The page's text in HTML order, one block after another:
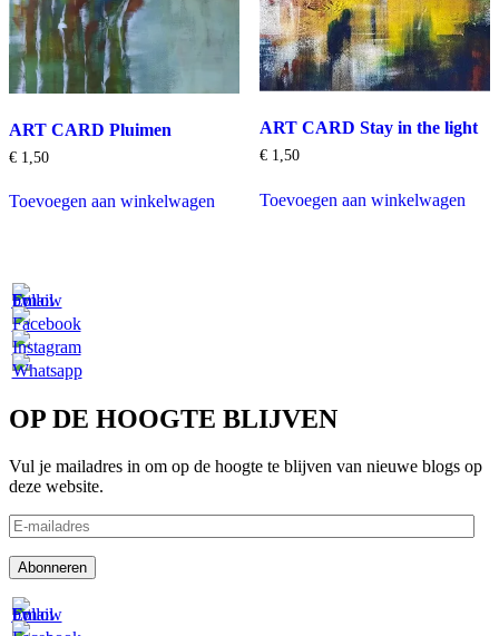
ART CARD Pluimen
€ 1,50
Toevoegen aan winkelwagen
ART CARD Stay in the light
€1,50
Toevoegen aan winkelwagen
OP DE HOOGTE BLIJVEN
Vul je mailadres in om op de hoogte te blijven van nieuwe blogs op
deze website.
E-
mailadres
Abonneren